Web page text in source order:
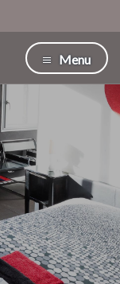
Menu